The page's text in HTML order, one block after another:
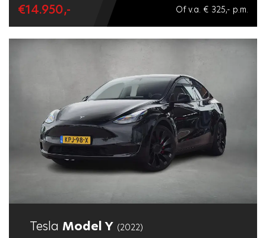
€14.950,- Of v.a. € 325,- p.m.
Tesla Model Y (2022)